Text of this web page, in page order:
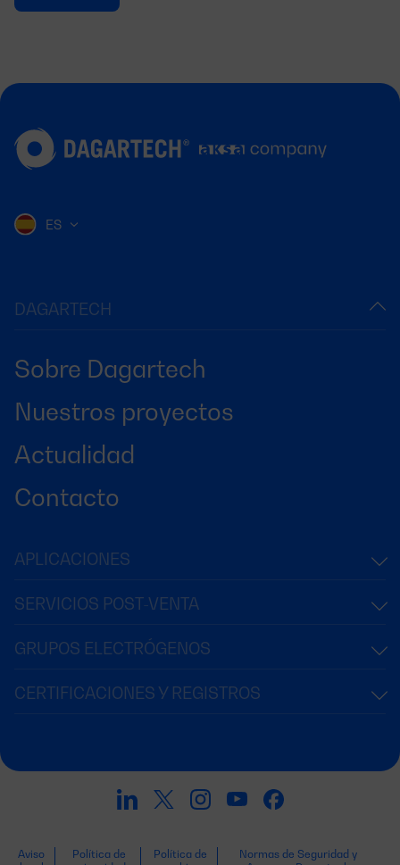
DAGARTECH
Sobre Dagartech
Nuestros proyectos
Actualidad
Contacto
ES
APLICACIONES
SERVICIOS POST-VENTA
GRUPOS ELECTRÓGENOS
CERTIFICACIONES Y REGISTROS
Aviso
Política de
Política de
Normas de Seguridad y